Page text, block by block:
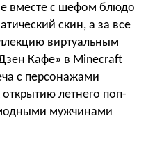
вместе с шефом блюдо
скин, а за все
виртуальным
Кафе» в Minecraft
с персонажами
летнего поп-
мужчинами